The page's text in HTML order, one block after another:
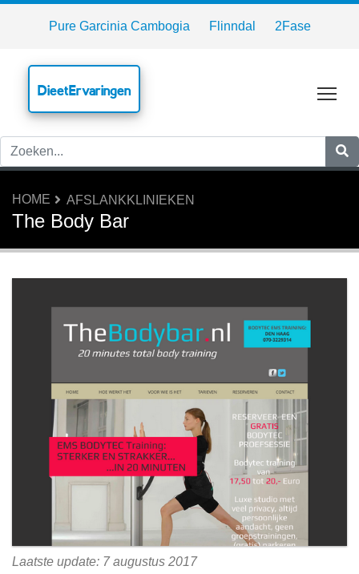
Pure Garcinia Cambogia Flinndal 2Fase
DieetErvaringen
HOME AFSLANKKLINIEKEN
The Body Bar
Laatste update: 7 augustus 2017